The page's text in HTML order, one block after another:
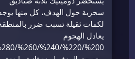
سحرية حول الهدف، كل منها
لكمات ثقيلة تسبب ضرر
يعادل الهجوم